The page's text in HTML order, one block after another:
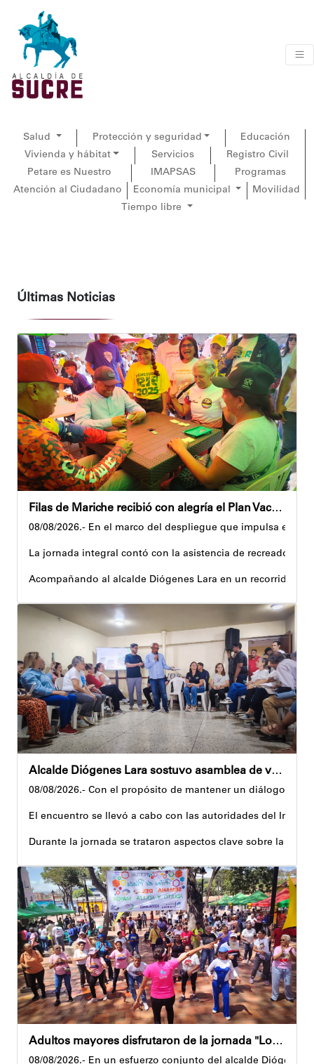
Salud Protección y seguridad
Educación
Vivienda y hábitat
Servicios
Registro Civil
Petare es Nuestro
IMAPSAS
Programas
Atención al Ciudadano
Economía municipal
Movilidad
Tiempo libre
Últimas Noticias
Filas de Mariche recibió con alegría el Plan Vacacional Venezuela RÍE 2026
08/08/2026.- En el marco del despliegue que impulsa el
La jornada integral contó con la asistencia de recreadores
Acompañando al alcalde Diógenes Lara en un recorrido,
Al respecto, señaló dos espacios permanentes habilitados
Precisamente, el Plan Vacacional Venezuela RÍE 2026
Andyvell Román
Alcalde Diógenes Lara sostuvo asamblea de vecinos con juntas de condominio de Palo Verde
08/08/2026.- Con el propósito de mantener un diálogo
El encuentro se llevó a cabo con las autoridades del
Durante la jornada se trataron aspectos clave sobre la
El alcalde tomó nota de las quejas, sugerencias y
Además, estas acciones se ejecutan en articulación con
Andyvell Román
Adultos mayores disfrutaron de la jornada "Los abuelos ríen, Venezuela ríe"
08/08/2026.- En un esfuerzo conjunto del alcalde